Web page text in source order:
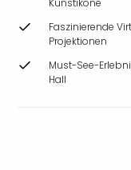
Kunstikone
Faszinierende
Projektionen
Must-See-
Hall